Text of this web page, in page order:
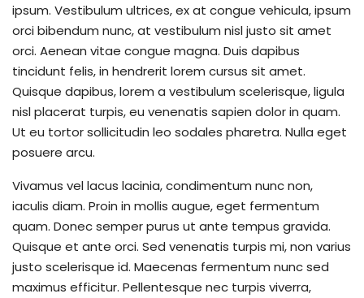
ipsum. Vestibulum ultrices, ex at congue vehicula, ipsum
orci bibendum nunc, at vestibulum nisl justo sit amet
orci. Aenean vitae congue magna. Duis dapibus
tincidunt felis, in hendrerit lorem cursus sit amet.
Quisque dapibus, lorem a vestibulum scelerisque, ligula
nisl placerat turpis, eu venenatis sapien dolor in quam.
Ut eu tortor sollicitudin leo sodales pharetra. Nulla eget
posuere arcu.
Vivamus vel lacus lacinia, condimentum nunc non,
iaculis diam. Proin in mollis augue, eget fermentum
quam. Donec semper purus ut ante tempus gravida.
Quisque et ante orci. Sed venenatis turpis mi, non varius
justo scelerisque id. Maecenas fermentum nunc sed
maximus efficitur. Pellentesque nec turpis viverra,